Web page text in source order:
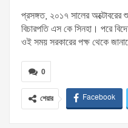
প্রসঙ্গত, ২০১৭ সালের অক্টোবরের
বিচারপতি এস কে সিনহা। পরে
ওই সময় সরকারের পক্ষ থেকে
0
শেয়ার Facebook